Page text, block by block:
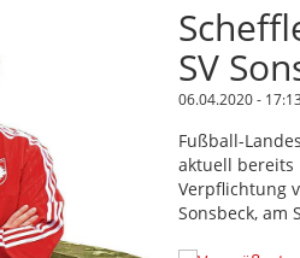
SV
06.04.2020 - 17:13
Fußball-
aktuell bereits
Verpflichtung
Sonsbeck, am